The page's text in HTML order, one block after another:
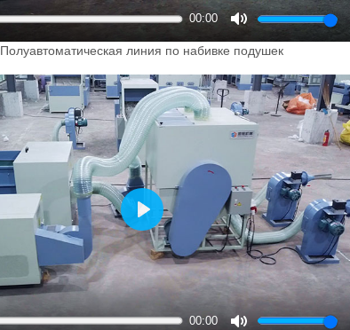
00:00
Полуавтоматическая линия по набивке подушек
00:00
Play